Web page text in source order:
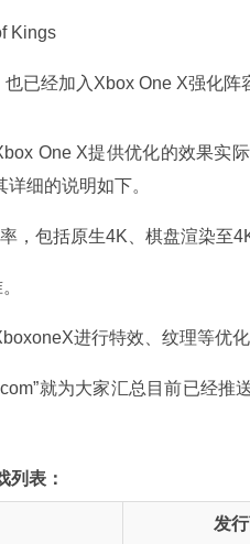
Kings
已经加入Xbox One X强化阵
One X提供优化的效果实
细的说明如下。
，包括原生4K、棋盘渲染至
进行特效、纹理等优化
就为大家汇总目前已经推
列表：
发